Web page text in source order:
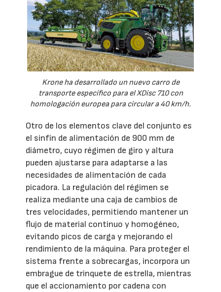
Krone ha desarrollado un nuevo carro de
transporte específico para el XDisc 710 con
homologación europea para circular a 40 km/h.
Otro de los elementos clave del conjunto es
el sinfín de alimentación de 900 mm de
diámetro, cuyo régimen de giro y altura
pueden ajustarse para adaptarse a las
necesidades de alimentación de cada
picadora. La regulación del régimen se
realiza mediante una caja de cambios de
tres velocidades, permitiendo mantener un
flujo de material continuo y homogéneo,
evitando picos de carga y mejorando el
rendimiento de la máquina. Para proteger el
sistema frente a sobrecargas, incorpora un
embrague de trinquete de estrella, mientras
que el accionamiento por cadena con